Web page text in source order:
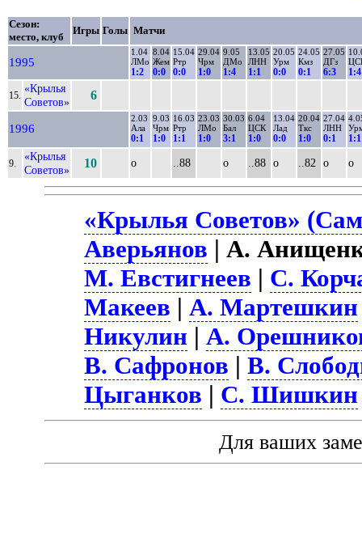
Сезон:
место, клуб
Игры Голы Матчи
1995
1.04
ЛМо
1:2
8.04
Жем
0:0
15.04
Ртр
0:0
29.04
Чрм
1:0
9.05
ДМо
1:4
13.05
ЛНН
1:1
20.05
Урм
0:0
24.05
Кмз
0:1
27.05
ДГз
6:3 1:4
15.
«Крылья
Советов»
6
1996
2.03
Ала
0:1
9.03
Чрм
1:0
16.03
Ртр
1:1
23.03
ЛМо
1:0
30.03
Бал
3:1
6.04
ЦСК
1:0
13.04
Лад
0:0
20.04
Ткс
1:0
27.04
ЛНН
0:1 1:1
9.
«Крылья
Советов»
10 о ..88 о ..88 о ..82 о о
«Крылья Советов»
Аверьянов | А.
М. Евстигнеев | С.
Макеев |А. Мартешкин
Никулин |А.
В. Сафронов |В.
Цыганков | С. Шишкин
Для ваших